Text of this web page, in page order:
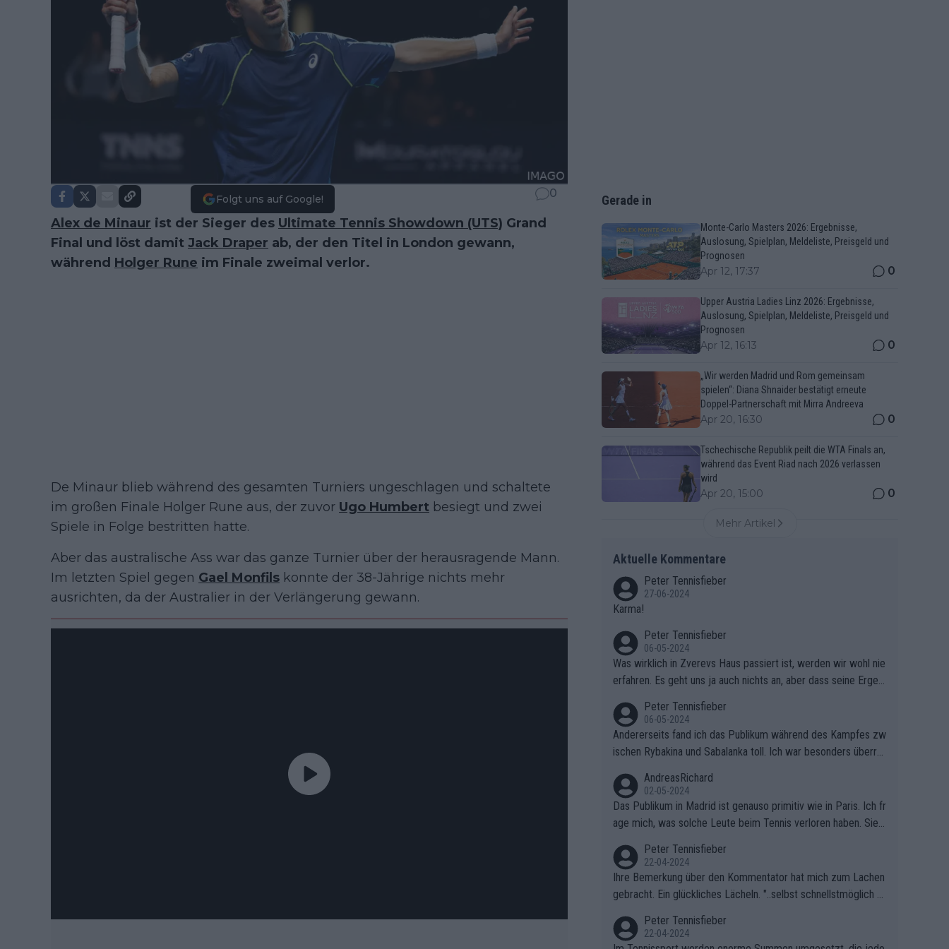
Folgt uns auf Google! 0
Alex de Minaur ist der Sieger des Ultimate Tennis Showdown (UTS) Grand
Final und löst damit Jack Draper ab, der den Titel in London gewann,
während Holger Rune im Finale zweimal verlor.
De Minaur blieb während des gesamten Turniers ungeschlagen und schaltete
im großen Finale Holger Rune aus, der zuvor Ugo Humbert besiegt und zwei
Spiele in Folge bestritten hatte.
Aber das australische Ass war das ganze Turnier über der herausragende Mann.
Im letzten Spiel gegen Gael Monfils konnte der 38-Jährige nichts mehr
ausrichten, da der Australier in der Verlängerung gewann.
Gerade in
Monte-Carlo Masters 2026: Ergebnisse,
Auslosung, Spielplan, Meldeliste, Preisgeld und
Prognosen
Apr 12, 17:37 0
Upper Austria Ladies Linz 2026: Ergebnisse,
Auslosung, Spielplan, Meldeliste, Preisgeld und
Prognosen
Apr 12, 16:13 0
„Wir werden Madrid und Rom gemeinsam
spielen“: Diana Shnaider bestätigt erneute
Doppel-Partnerschaft mit Mirra Andreeva
Apr 20, 16:30 0
Tschechische Republik peilt die WTA Finals an,
während das Event Riad nach 2026 verlassen
wird
Apr 20, 15:00 0
Mehr Artikel
Aktuelle Kommentare
Peter Tennisfieber
27-06-2024
Karma!
Peter Tennisfieber
06-05-2024
Was wirklich in Zverevs Haus passiert ist, werden wir wohl nie
erfahren. Es geht uns ja auch nichts an, aber dass seine Ergeb
Peter Tennisfieber
06-05-2024
Andererseits fand ich das Publikum während des Kampfes zw
ischen Rybakina und Sabalanka toll. Ich war besonders überras
AndreasRichard
02-05-2024
Das Publikum in Madrid ist genauso primitiv wie in Paris. Ich fr
age mich, was solche Leute beim Tennis verloren haben. Sie s
ben.
Peter Tennisfieber
22-04-2024
Ihre Bemerkung über den Kommentator hat mich zum Lachen
gebracht. Ein glückliches Lächeln. "..selbst schnellstmöglich na
Peter Tennisfieber
22-04-2024